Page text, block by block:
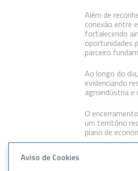
Além de
conexão entre
fortalecendo
oportunidades
parceiro
Ao longo do
evidenciando
agroindústria e
O
um território
plano de
Aviso de Cookies